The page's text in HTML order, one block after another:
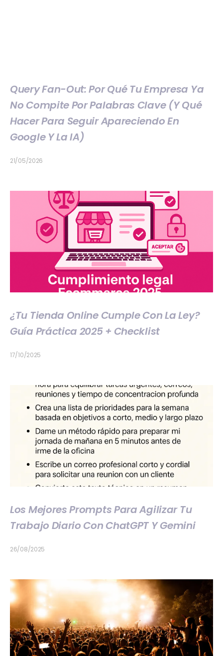
Query Fan-Out: Por Qué Tu Empresa Ya
No Compite Por Palabras Clave (y Qué
Hacer Para Seguir Apareciendo En
Google Y La IA)
21/05/2026
¿Tu Tienda Online Cumple Con La Ley?
Guía Práctica 2025 + Checklist
17/10/2025
Los Mejores Prompts Para Agilizar Tu
Trabajo Diario Con ChatGPT Y Gemini
26/08/2025